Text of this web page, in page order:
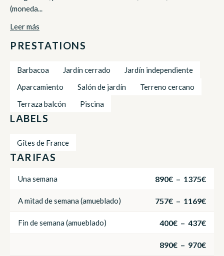
(moneda...
Leer más
PRESTATIONS
Barbacoa Jardín cerrado
Jardín independiente
Aparcamiento
Salón de jardín
Terreno cercano
Terraza balcón
Piscina
LABELS
Gîtes de France
TARIFAS
Una semana 890€ – 1375€
A mitad de semana (amueblado) 757€ – 1169€
Fin de semana (amueblado) 400€ – 437€
890€ – 970€